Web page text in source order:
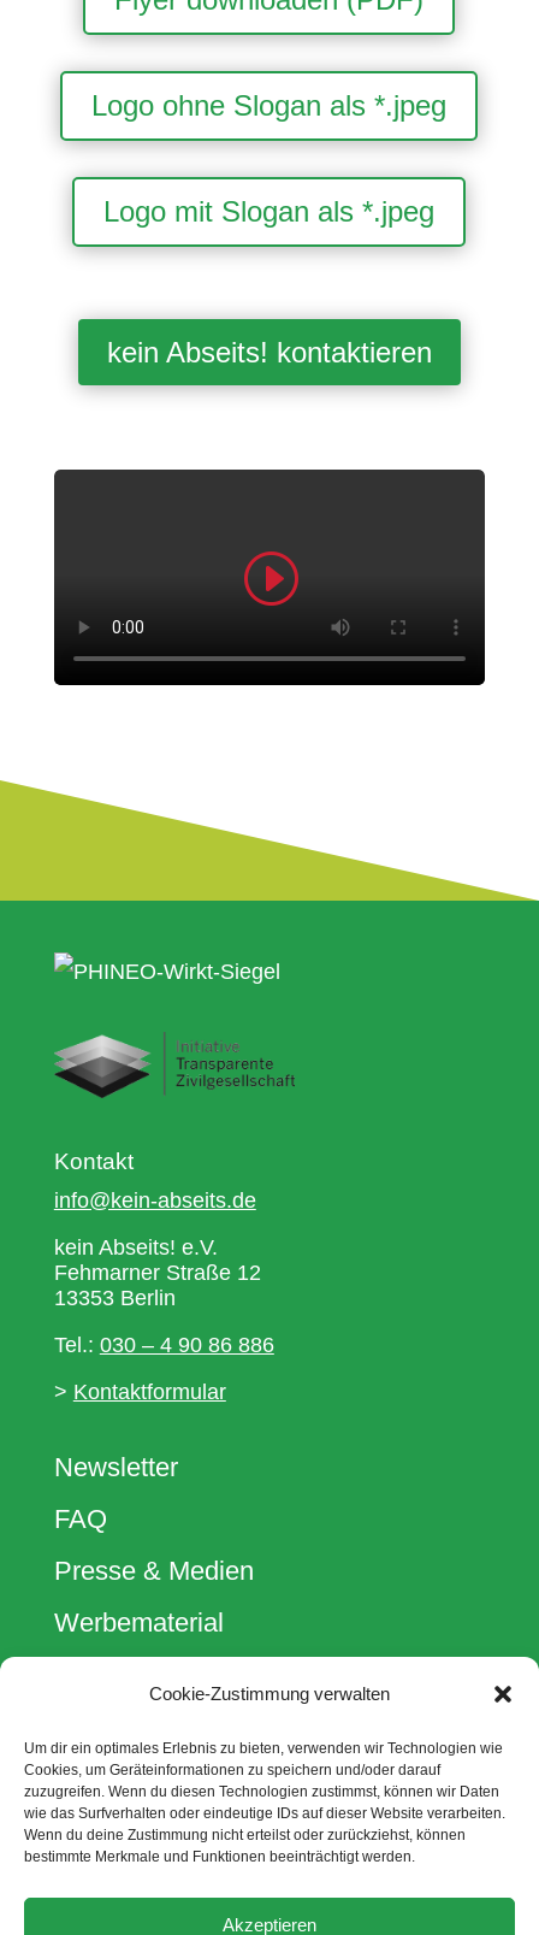
Cookie-Zustimmung verwalten
Um dir ein optimales Erlebnis zu bieten, verwenden wir Technologien wie
Cookies, um Geräteinformationen zu speichern und/oder darauf
zuzugreifen. Wenn du diesen Technologien zustimmst, können wir Daten
wie das Surfverhalten oder eindeutige IDs auf dieser Website verarbeiten.
Wenn du deine Zustimmung nicht erteilst oder zurückziehst, können
bestimmte Merkmale und Funktionen beeinträchtigt werden.
Akzeptieren
Logo ohne Slogan als *.jpeg
Logo mit Slogan als *.jpeg
kein Abseits! kontaktieren
Kontakt
info@kein-abseits.de
kein Abseits! e.V.
Fehmarner Straße 12
13353 Berlin
Tel.: 030 – 4 90 86 886
> Kontaktformular
Newsletter
FAQ
Presse & Medien
Werbematerial
Spendenkonto
kein Abseits! e.V.
Berliner Volksbank
IBAN: DE52 1009 0000 2335 6330 00
BIC: BEVODEBB